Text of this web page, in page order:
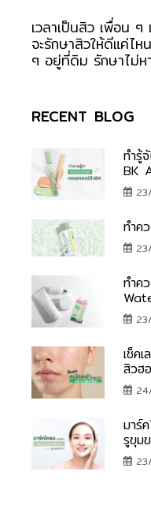
เวลาเป็นสิว เพื่อน ๆ
จะรักษาสิวให้ดีแค่ไ
ๆ อยู่ที่ดิม รักษาไม่ห
RECENT BLOG
ทำรู้
BK
ทำค
ทำค
เช็ค
สิวฮ
มาร์
รูขุม